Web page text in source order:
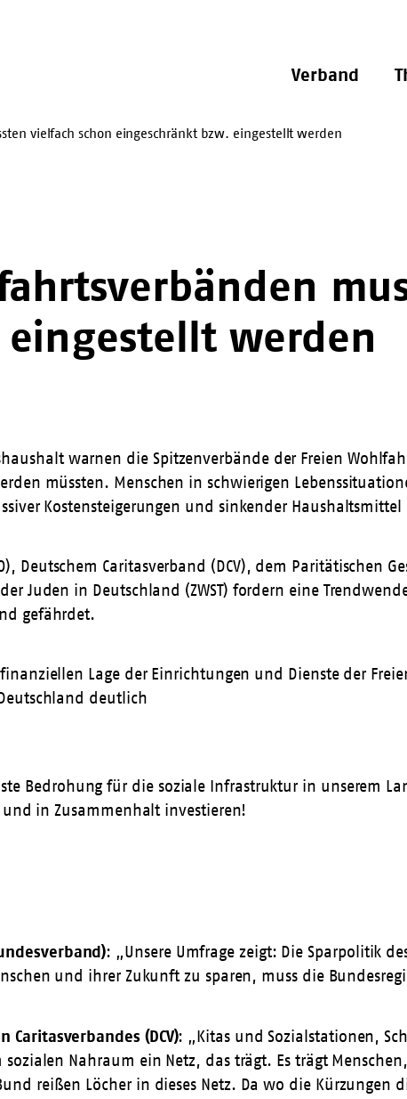
Verband
vielfach schon eingeschränkt bzw. eingestellt werden
werden
warnen die Spitzenverbände der Freien
müssten. Menschen in schwierigen
Kostensteigerungen und sinkender
Deutschem Caritasverband (DCV), dem Paritätischen
Juden in Deutschland (ZWST) fordern eine
gefährdet.
Lage der Einrichtungen und Dienste der
deutlich
Bedrohung für die soziale Infrastruktur in unserem
in Zusammenhalt investieren!
: „Unsere Umfrage zeigt: Die Sparpolitik
und ihrer Zukunft zu sparen, muss die
(DCV): „Kitas und Sozialstationen,
Nahraum ein Netz, das trägt. Es trägt
reißen Löcher in dieses Netz. Da wo die